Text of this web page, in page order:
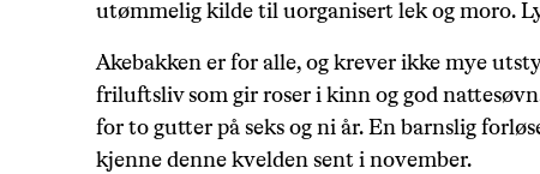
utømmelig kilde til uorganisert lek og moro.
Akebakken er for alle, og krever ikke mye
friluftsliv som gir roser i kinn og god
for to gutter på seks og ni år. En barnslig
kjenne denne kvelden sent i november.